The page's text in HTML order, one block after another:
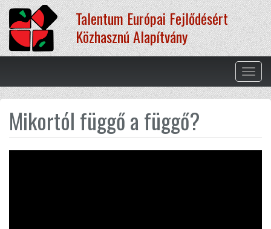
Ugrás
a
tartalomra
Talentum Európai Fejlődésért
Közhasznú Alapítvány
Mikortól függő a függő?